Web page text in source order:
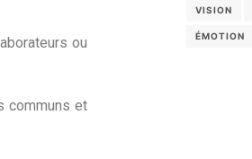
ou
communs et
VISION
ÉMOTION